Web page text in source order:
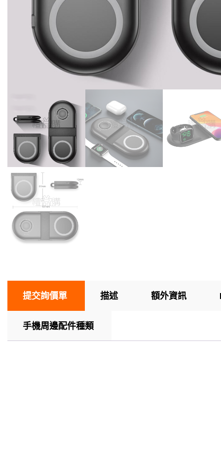
提交詢價單 描述 額外資訊
手機周邊配件種類